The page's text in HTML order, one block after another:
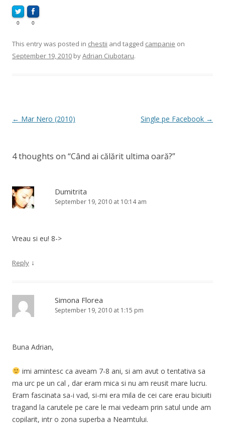
0 0
This entry was posted in chestii and tagged campanie on
September 19, 2010 byAdrian Ciubotaru.
Post
← Mar Nero (2010) Single pe Facebook →
4 thoughts on “Când ai călărit ultima oară?”
Dumitrita
September 19, 2010 at 10:14 am
Vreau si eu! 8->
Reply ↓
Simona Florea
September 19, 2010 at 1:15 pm
Buna Adrian,
imi amintesc ca aveam 7-8 ani, si am avut o tentativa sa
ma urc pe un cal , dar eram mica si nu am reusit mare lucru.
Eram fascinata sa-i vad, si-mi era mila de cei care erau biciuiti
tragand la carutele pe care le mai vedeam prin satul unde am
copilarit, intr o zona superba a Neamtului.